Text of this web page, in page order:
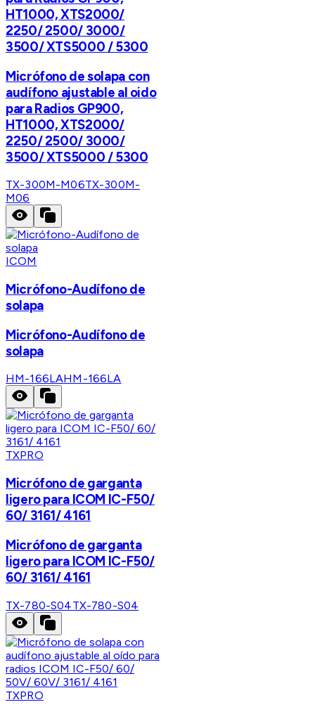
HT1000, XTS2000/
2250/ 2500/ 3000/
3500/ XTS5000 / 5300
Micrófono de solapa con
audífono ajustable al oido
para Radios GP900,
HT1000, XTS2000/
2250/ 2500/ 3000/
3500/ XTS5000 / 5300
TX-300M-M06TX-300M-
M06
ICOM
Micrófono-Audífono de
solapa
Micrófono-Audífono de
solapa
HM-166LAHM-166LA
TXPRO
Micrófono de garganta
ligero para ICOM IC-F50/
60/ 3161/ 4161
Micrófono de garganta
ligero para ICOM IC-F50/
60/ 3161/ 4161
TX-780-S04TX-780-S04
TXPRO